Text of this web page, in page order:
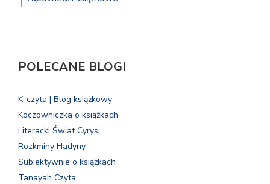
POLECANE BLOGI
K-czyta | Blog książkowy
Koczowniczka o książkach
Literacki Świat Cyrysi
Rozkminy Hadyny
Subiektywnie o książkach
Tanayah Czyta